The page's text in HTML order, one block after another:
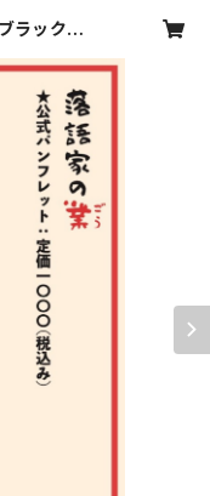
ラック長